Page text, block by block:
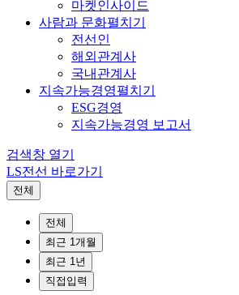
마켓인사이드
사람과 문화펼치기
전선인
해외관계사
국내관계사
지속가능경영펼치기
ESG경영
지속가능경영 보고서
검색창 열기
LS전선 바로가기
전체
전체
최근 1개월
최근 1년
직접입력